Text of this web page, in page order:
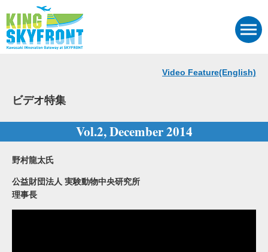
Video Feature(English)
ビデオ特集
Vol.2, December 2014
野村龍太氏
公益財団法人 実験動物中央研究所
理事長